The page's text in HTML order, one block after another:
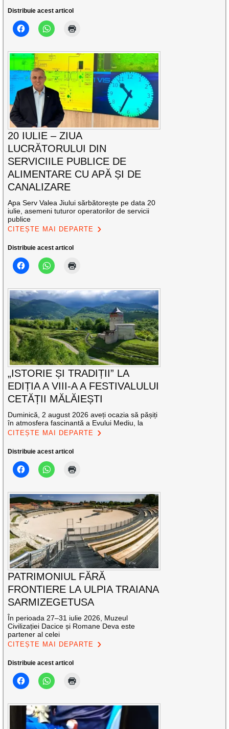
Distribuie acest articol
20 IULIE – ZIUA
LUCRĂTORULUI DIN
SERVICIILE PUBLICE DE
ALIMENTARE CU APĂ ȘI DE
CANALIZARE
Apa Serv Valea Jiului sărbătorește pe data 20
iulie, asemeni tuturor operatorilor de servicii
publice
CITEȘTE MAI DEPARTE
Distribuie acest articol
„ISTORIE ȘI TRADIȚII” LA
EDIȚIA A VIII-A A FESTIVALULUI
CETĂȚII MĂLĂIEȘTI
Duminică, 2 august 2026 aveți ocazia să pășiți
în atmosfera fascinantă a Evului Mediu, la
CITEȘTE MAI DEPARTE
Distribuie acest articol
PATRIMONIUL FĂRĂ
FRONTIERE LA ULPIA TRAIANA
SARMIZEGETUSA
În perioada 27–31 iulie 2026, Muzeul
Civilizației Dacice și Romane Deva este
partener al celei
CITEȘTE MAI DEPARTE
Distribuie acest articol